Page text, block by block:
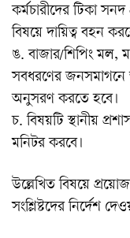
কর্মচারীদের টিকা
বিষয়ে দায়িত্ব বহন
ঙ. বাজার/শিপিং মল,
সবধরণের জনসমাগনে
অনুসরণ করতে হবে।
চ. বিষয়টি স্থানীয়
মনিটর করবে।
উল্লেখিত বিষয়ে
সংশ্লিষ্টদের নির্দেশ